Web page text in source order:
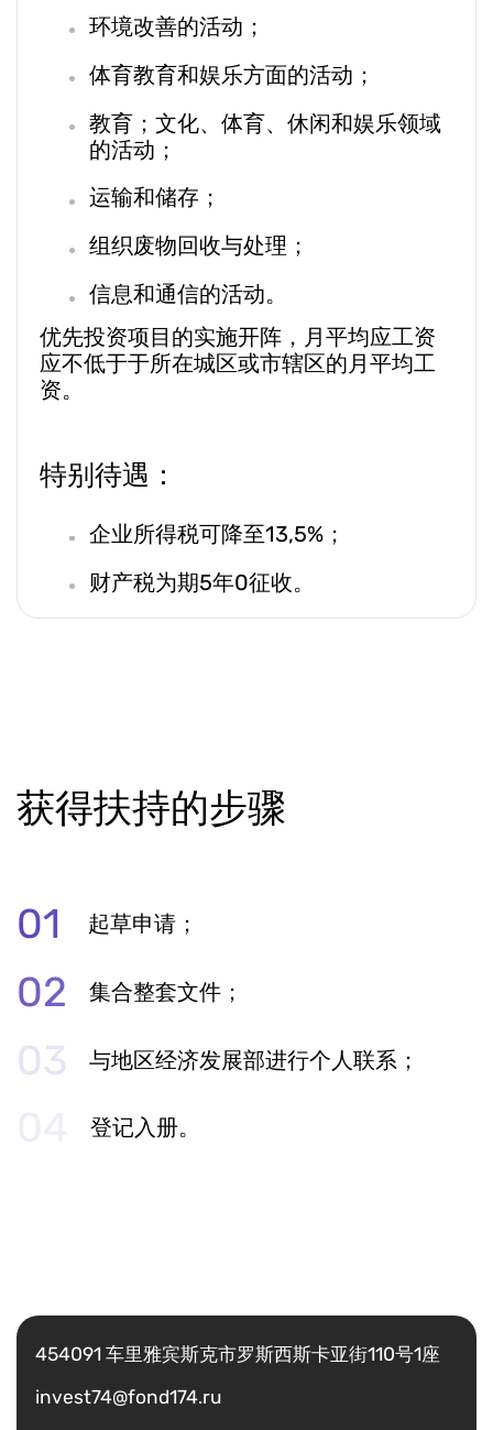
环境改善的活动；
体育教育和娱乐方面的活动；
教育；文化、体育、休闲和娱乐领域
的活动；
运输和储存；
组织废物回收与处理；
信息和通信的活动。
优先投资项目的实施开阵，月平均应工资
应不低于于所在城区或市辖区的月平均工
资。
特别待遇：
企业所得税可降至13,5%；
财产税为期5年0征收。
获得扶持的步骤
起草申请；
集合整套文件；
与地区经济发展部进行个人联系；
登记入册。
454091 车里雅宾斯克市罗斯西斯卡亚街110号1座
invest74@fond174.ru